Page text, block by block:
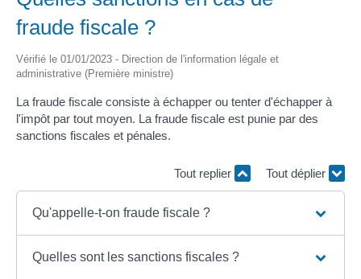
fraude fiscale ?
Vérifié le 01/01/2023 - Direction de l'information légale et
administrative (Première ministre)
La fraude fiscale consiste à échapper ou tenter d'échapper à
l'impôt par tout moyen. La fraude fiscale est punie par des
sanctions fiscales et pénales.
Tout replier Tout déplier
Qu'appelle-t-on fraude fiscale ?
Quelles sont les sanctions fiscales ?